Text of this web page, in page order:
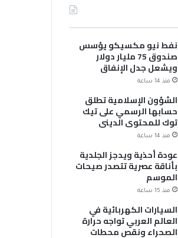
نفط نيو مكسيكو يؤسس
صندوق 75 مليار دولار
ويشعل جدل الإنفاق
منذ 14 ساعة
الشؤون الإسلامية تطلق
حسابها الرسمي على تيك
توك للمحتوى الديني
منذ 14 ساعة
عودة أحذية ويدجز الجلدية
بأناقة عصرية تتصدر صيحات
الموسم
منذ 15 ساعة
السيارات الكهربائية في
العالم العربي تواجه حرارة
الصحراء ونقص محطات